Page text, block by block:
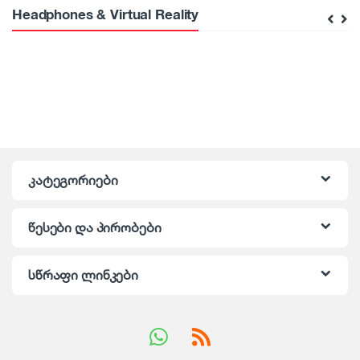
Headphones & Virtual Reality
კატეგორიები
წესები და პირობები
სწრაფი ლინკები